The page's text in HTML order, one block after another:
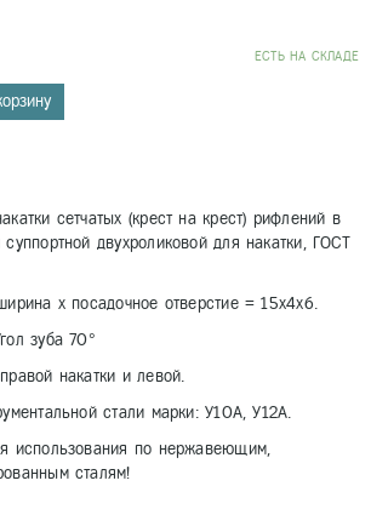
EСТЬ НА СКЛАДЕ
сетчатых (крест на крест) рифлений в
двухроликовой для накатки, ГОСТ
х посадочное отверстие = 15х4х6.
зуба 70°
накатки и левой.
стали марки: У10А, У12А.
использования по нержавеющим,
сталям!